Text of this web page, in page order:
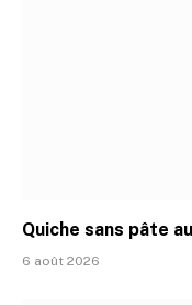
Quiche sans pâte
6 août 2026